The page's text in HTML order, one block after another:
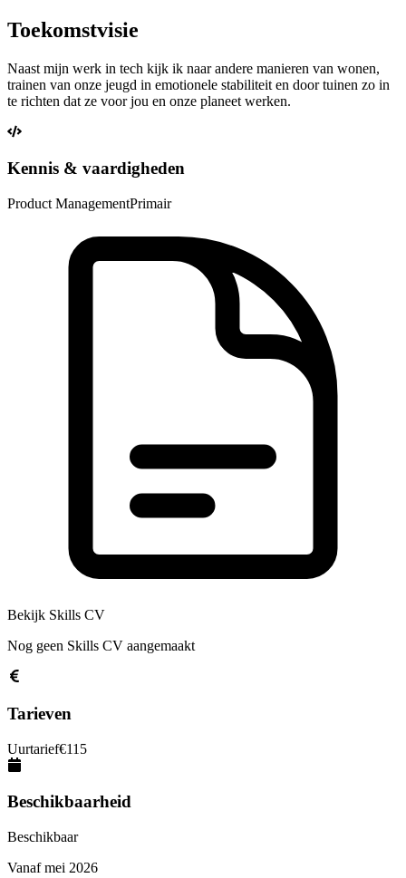
Toekomstvisie
Naast mijn werk in tech kijk ik naar andere manieren van wonen,
trainen van onze jeugd in emotionele stabiliteit en door tuinen zo in
te richten dat ze voor jou en onze planeet werken.
Kennis & vaardigheden
Product ManagementPrimair
Bekijk Skills CV
Nog geen Skills CV aangemaakt
Tarieven
Uurtarief€115
Beschikbaarheid
Beschikbaar
Vanaf mei 2026